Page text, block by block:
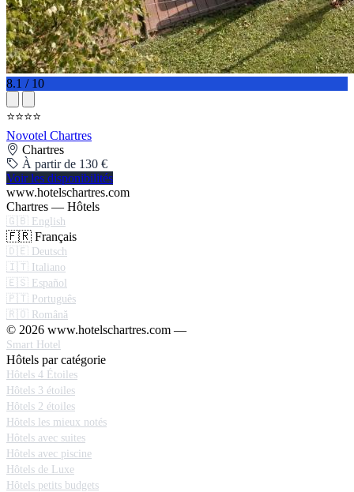
8.1 / 10
⭐⭐⭐⭐
Novotel Chartres
Chartres
À partir de 130 €
Voir les disponibilités
www.hotelschartres.com
Chartres — Hôtels
🇬🇧 English
🇫🇷 Français
🇩🇪 Deutsch
🇮🇹 Italiano
🇪🇸 Español
🇵🇹 Português
🇷🇴 Română
© 2026 www.hotelschartres.com —
Smart Hotel
Hôtels par catégorie
Hôtels 4 Étoiles
Hôtels 3 étoiles
Hôtels 2 étoiles
Hôtels les mieux notés
Hôtels avec suites
Hôtels avec piscine
Hôtels de Luxe
Hôtels petits budgets